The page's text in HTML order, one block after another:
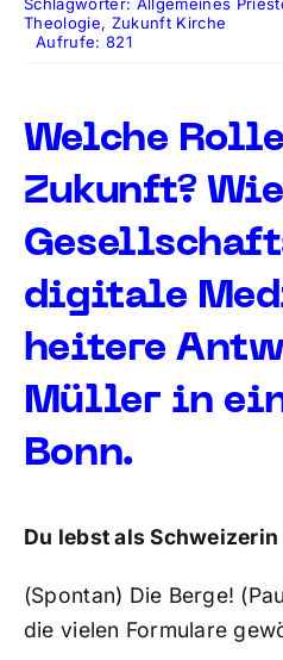
Schlagwörter: Allgemeines
Theologie, Zukunft Kirche
Aufrufe: 821
Welche
Zukunft?
digitale
heitere
Müller in
Bonn.
Du lebst als
(Spontan) Die Berge!
die vielen Formulare